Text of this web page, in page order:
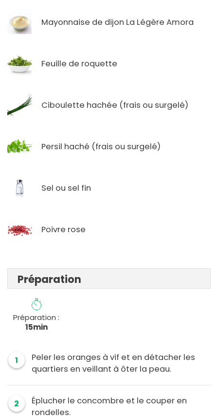
Mayonnaise de dijon La Légère Amora
Feuille de roquette
Ciboulette hachée (frais ou surgelé)
Persil haché (frais ou surgelé)
Sel ou sel fin
Poivre rose
Préparation
Préparation :
15min
1
Peler les oranges à vif et en détacher les
quartiers en veillant à ôter la peau.
2
Éplucher le concombre et le couper en
rondelles.